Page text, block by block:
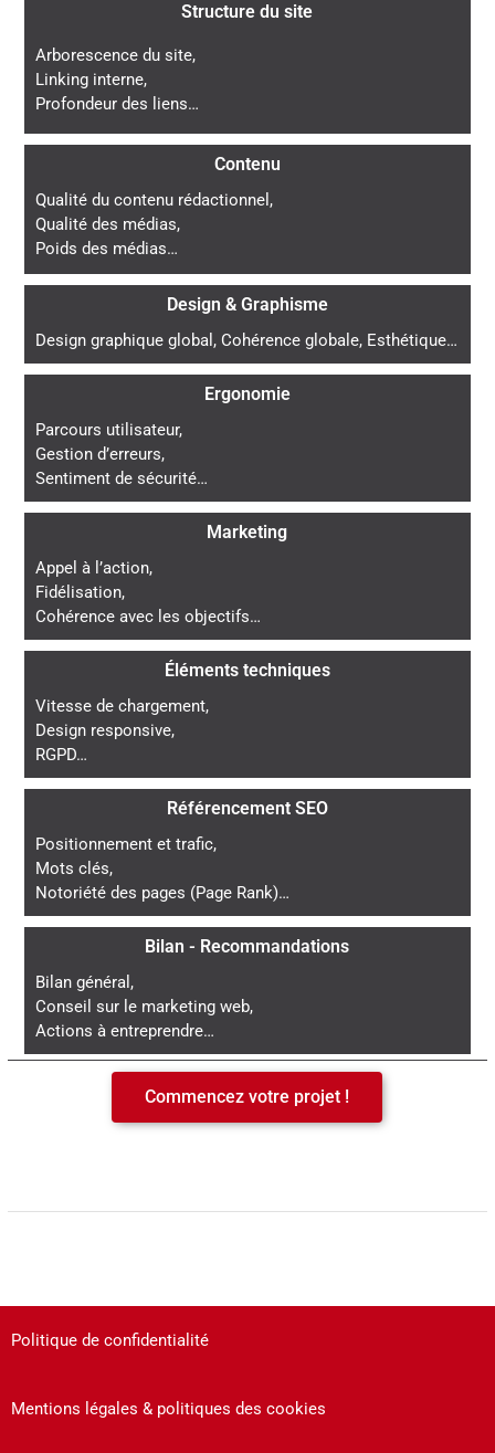
Structure du site
Arborescence du site,
Linking interne,
Profondeur des liens…
Contenu
Qualité du contenu rédactionnel,
Qualité des médias,
Poids des médias…
Design & Graphisme
Design graphique global, Cohérence globale, Esthétique…
Ergonomie
Parcours utilisateur,
Gestion d’erreurs,
Sentiment de sécurité…
Marketing
Appel à l’action,
Fidélisation,
Cohérence avec les objectifs…
Éléments techniques
Vitesse de chargement,
Design responsive,
RGPD…
Référencement SEO
Positionnement et trafic,
Mots clés,
Notoriété des pages (Page Rank)…
Bilan - Recommandations
Bilan général,
Conseil sur le marketing web,
Actions à entreprendre…
Commencez votre projet !
Politique de confidentialité
Mentions légales & politiques des cookies